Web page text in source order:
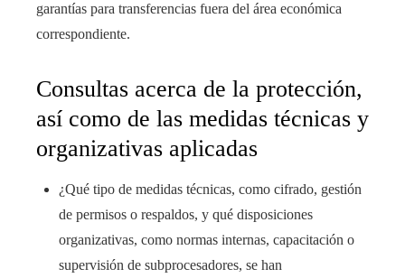
garantías para transferencias fuera del área económica
correspondiente.
Consultas acerca de la protección,
así como de las medidas técnicas y
organizativas aplicadas
¿Qué tipo de medidas técnicas, como cifrado, gestión
de permisos o respaldos, y qué disposiciones
organizativas, como normas internas, capacitación o
supervisión de subprocesadores, se han